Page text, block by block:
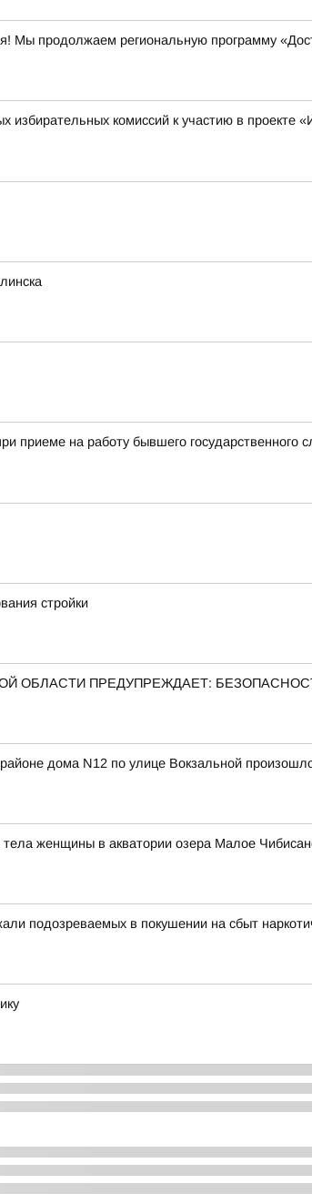
Мы продолжаем региональную программу
избирательных комиссий к участию в
приеме на работу бывшего государственного
стройки
ОБЛАСТИ ПРЕДУПРЕЖДАЕТ:
дома N12 по улице Вокзальной
женщины в акватории озера Малое
подозреваемых в покушении на сбыт